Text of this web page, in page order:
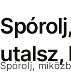
utalsz,
Spórolj,